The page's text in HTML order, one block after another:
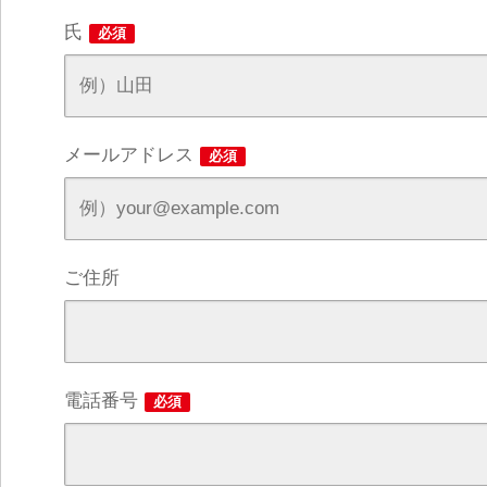
氏 必須
メールアドレス 必須
ご住所
電話番号 必須